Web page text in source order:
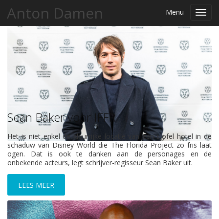
Anton Damen Menu
SEAN BAKER
Sean Baker voor IFFR
Het is niet enkel de kleurrijke locatie van een sjofel hotel in de
schaduw van Disney World die The Florida Project zo fris laat
ogen. Dat is ook te danken aan de personages en de
onbekende acteurs, legt schrijver-regisseur Sean Baker uit.
LEES MEER